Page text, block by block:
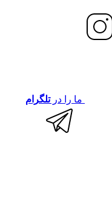
ما را درتلگرام